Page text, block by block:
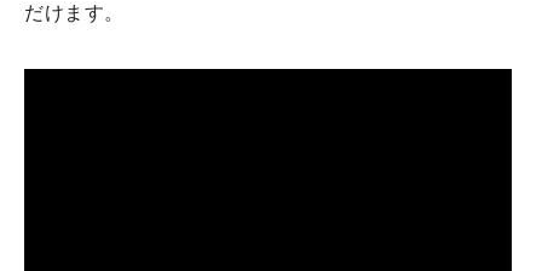
だけます。